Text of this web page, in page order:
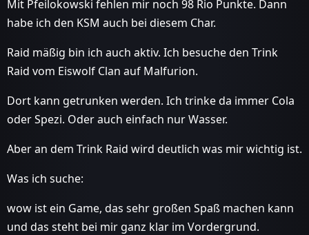
Mit Pfeilokowski fehlen mir noch 98 Rio Punkte. Dann
habe ich den KSM auch bei diesem Char.
Raid mäßig bin ich auch aktiv. Ich besuche den Trink
Raid vom Eiswolf Clan auf Malfurion.
Dort kann getrunken werden. Ich trinke da immer Cola
oder Spezi. Oder auch einfach nur Wasser.
Aber an dem Trink Raid wird deutlich was mir wichtig ist.
Was ich suche:
wow ist ein Game, das sehr großen Spaß machen kann
und das steht bei mir ganz klar im Vordergrund.